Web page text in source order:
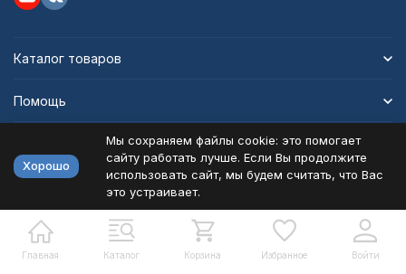
Главная Каталог Корзина Избранное Войти
Каталог товаров
Помощь
Политика персональных данных
Разработано в bodysite.ru
Хорошо
Мы сохраняем файлы cookie: это помогает
сайту работать лучше. Если Вы продолжите
использовать сайт, мы будем считать, что Вас
это устраивает.